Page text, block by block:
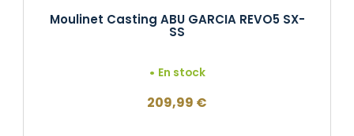
Moulinet Casting ABU GARCIA REVO5 SX-
SS
En stock
209,99 €